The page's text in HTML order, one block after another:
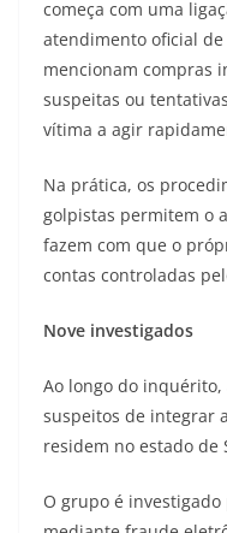
começa com uma
atendimento oficial
mencionam compras
suspeitas ou
vítima a agir
Na prática, os
golpistas permitem o
fazem com que o
contas controladas
Nove investigados
Ao longo do
suspeitos de integrar
residem no estado de
O grupo é